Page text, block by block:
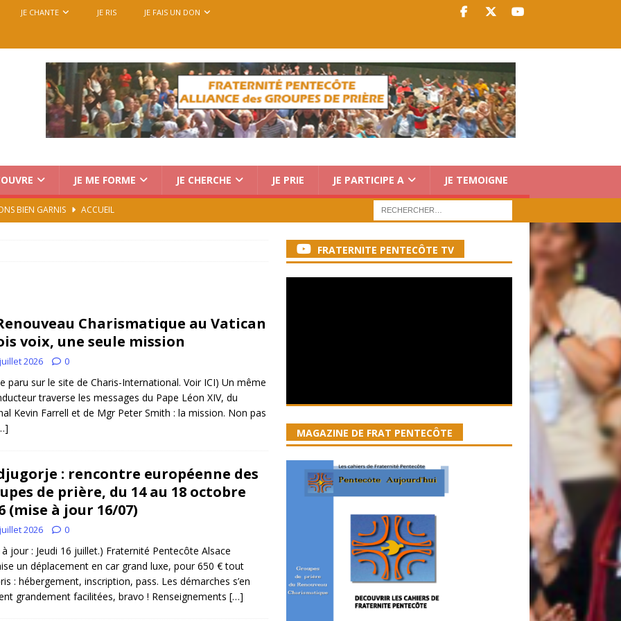
JE CHANTE JE RIS JE FAIS UN DON
JE ME FORME JE CHERCHE JE PRIE JE PARTICIPE A JE TEMOIGNE
BIEN GARNIS
ACCUEIL
devient prière
“Magnifica Humanitas”. Par le Père Denis Broussat.
eu la grâce d’être visité par Dieu”
GUERISON, DELIVRANCE
joie soit parfaite ! Jn 15, 11 ACCOMPAGNEMENT SPIRITUEL
Charismatique au Vatican
voix, une seule mission
2026 0
paru sur le site de Charis-International. Voir ICI) Un même
traverse les messages du Pape Léon XIV, du
Kevin Farrell et de Mgr Peter Smith : la mission. Non pas
: rencontre européenne des
de prière, du 14 au 18 octobre
(mise à jour 16/07)
2026 0
jour : Jeudi 16 juillet.) Fraternité Pentecôte Alsace
un déplacement en car grand luxe, pour 650 € tout
: hébergement, inscription, pass. Les démarches s’en
grandement facilitées, bravo ! Renseignements […]
FRATERNITE PENTECÔTE TV
MAGAZINE DE FRAT PENTECÔTE